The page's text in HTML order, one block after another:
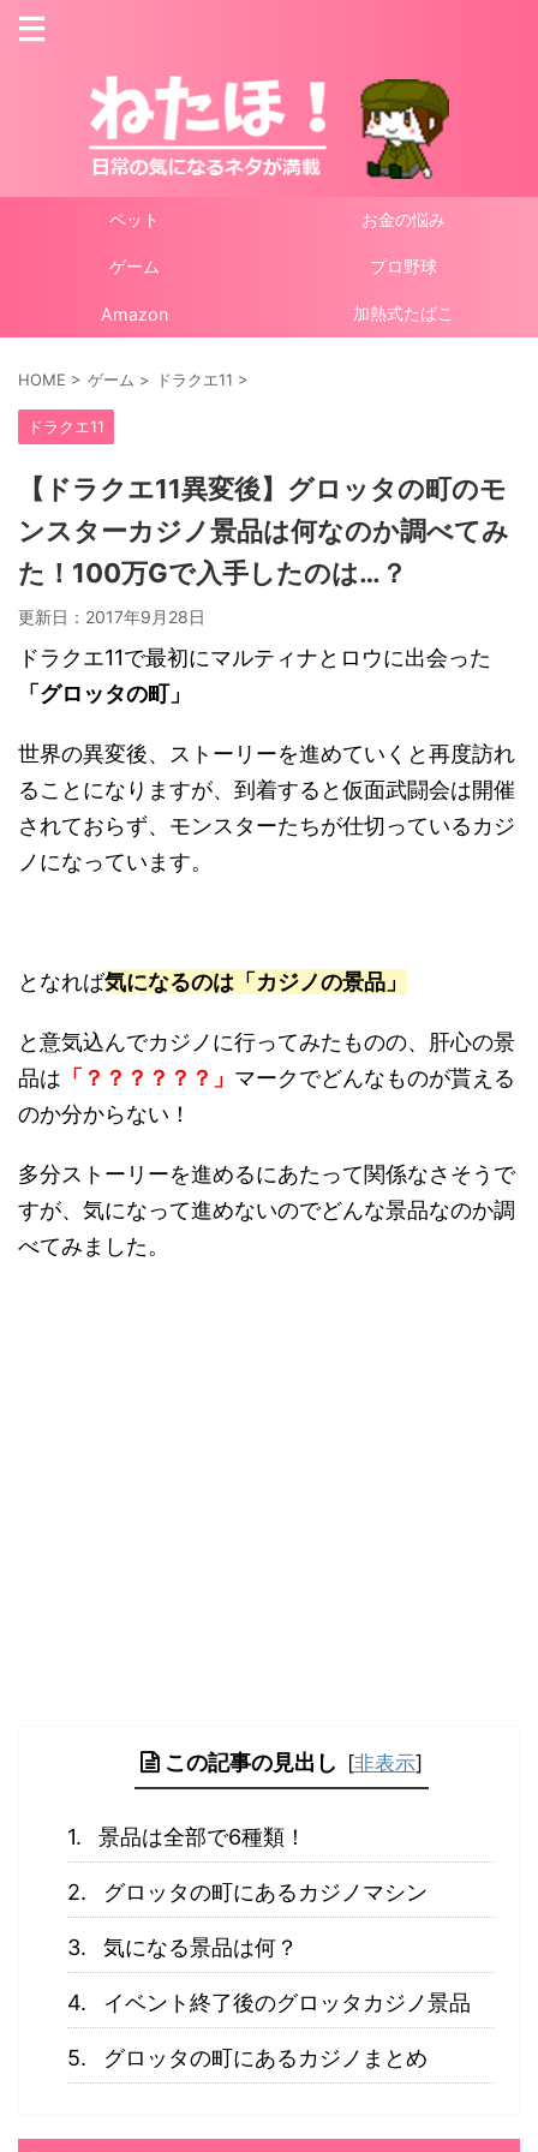
ペット お金の悩み
ゲーム プロ野球
Amazon 加熱式たばこ
HOME > ゲーム > ドラクエ11 >
ドラクエ11
【ドラクエ11異変後】グロッタの町のモ
ンスターカジノ景品は何なのか調べてみ
た！100万Gで入手したのは…？
更新日： 2017年9月28日
ドラクエ11で最初にマルティナとロウに出会った
「グロッタの町」
世界の異変後、ストーリーを進めていくと再度訪れ
ることになりますが、到着すると仮面武闘会は開催
されておらず、モンスターたちが仕切っているカジ
ノになっています。
となれば気になるのは「カジノの景品」
と意気込んでカジノに行ってみたものの、肝心の景
品は 「？？？？？？」 マークでどんなものが貰える
のか分からない！
多分ストーリーを進めるにあたって関係なさそうで
すが、気になって進めないのでどんな景品なのか調
べてみました。
この記事の見出し [非表示]
景品は全部で6種類！
グロッタの町にあるカジノマシン
気になる景品は何？
イベント終了後のグロッタカジノ景品
グロッタの町にあるカジノまとめ